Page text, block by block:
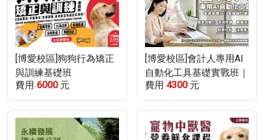
[博愛校區]狗狗行為矯正
與訓練基礎班
(115/10/17-
115/11/14，10/24停課
費用 6000 元
[博愛校區]會計人專用AI
自動化工具基礎實戰班｜
直播線上課程
費用 4300 元